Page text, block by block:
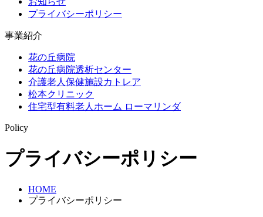
プライバシーポリシー
事業紹介
花の丘病院
花の丘病院透析センター
介護老人保健施設カトレア
松本クリニック
住宅型有料老人ホーム ローマリンダ
Policy
プライバシーポリシー
HOME
プライバシーポリシー